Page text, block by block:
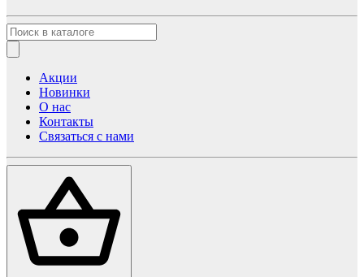
Акции
Новинки
О нас
Контакты
Связаться с нами